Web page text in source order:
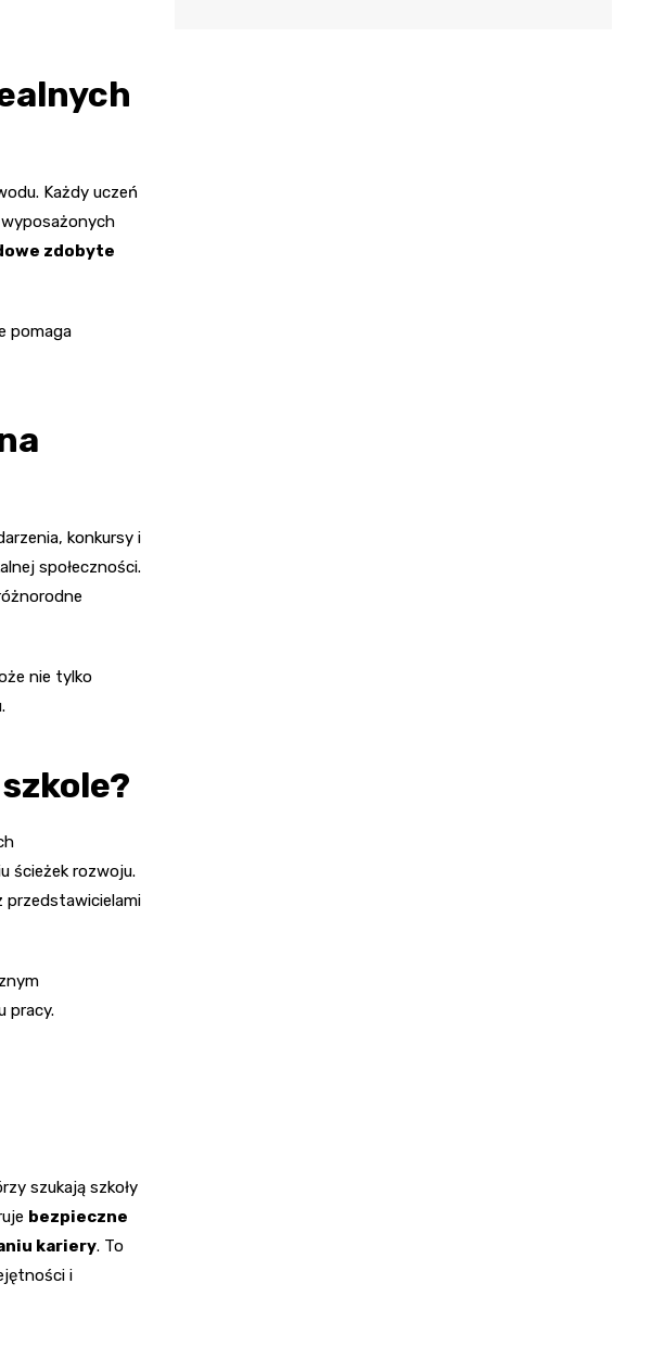
Każdy uczeń
zdobyte
pomaga
konkursy i
społeczności.
nie tylko
ścieżek rozwoju.
przedstawicielami
pracy.
szukają szkoły
bezpieczne
kariery. To
i